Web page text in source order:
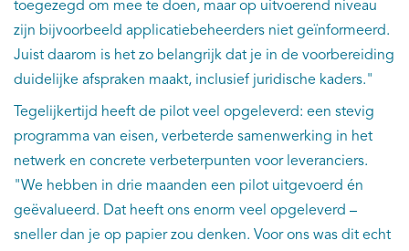
toegezegd om mee te doen, maar op uitvoerend niveau
zijn bijvoorbeeld applicatiebeheerders niet geïnformeerd.
Juist daarom is het zo belangrijk dat je in de voorbereiding
duidelijke afspraken maakt, inclusief juridische kaders."
Tegelijkertijd heeft de pilot veel opgeleverd: een stevig
programma van eisen, verbeterde samenwerking in het
netwerk en concrete verbeterpunten voor leveranciers.
"We hebben in drie maanden een pilot uitgevoerd én
geëvalueerd. Dat heeft ons enorm veel opgeleverd –
sneller dan je op papier zou denken. Voor ons was dit echt